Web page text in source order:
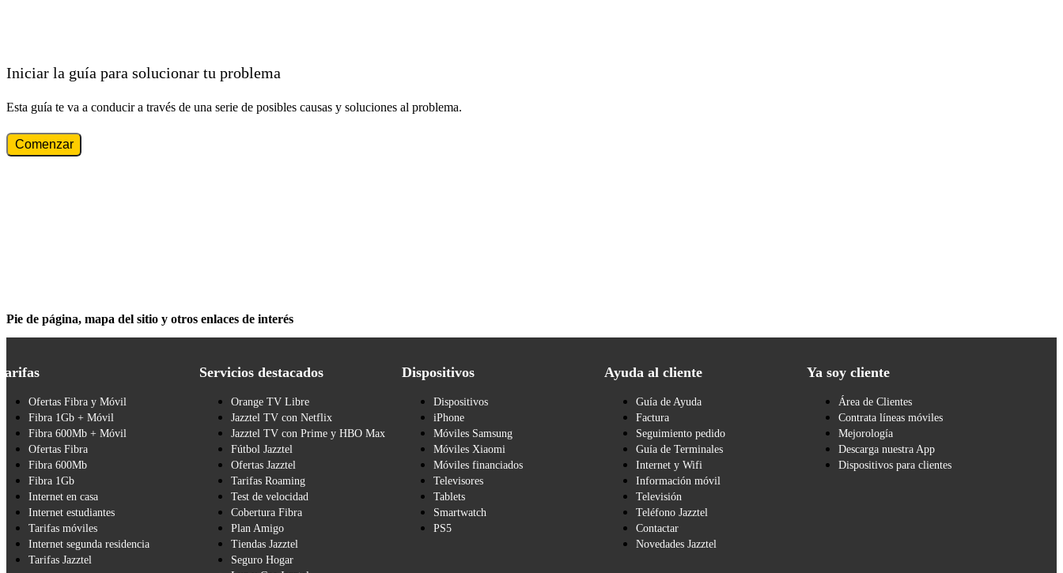
Iniciar la guía para solucionar tu problema
Esta guía te va a conducir a través de una serie de posibles causas y soluciones al problema.
Comenzar
Pie de página, mapa del sitio y otros enlaces de interés
Ofertas Fibra y Móvil
Fibra 1Gb + Móvil
Fibra 600Mb + Móvil
Ofertas Fibra
Fibra 600Mb
Fibra 1Gb
Internet en casa
Internet estudiantes
Tarifas móviles
Internet segunda residencia
Tarifas Jazztel
Servicios destacados
Orange TV Libre
Jazztel TV con Netflix
Jazztel TV con Prime y HBO Max
Fútbol Jazztel
Ofertas Jazztel
Tarifas Roaming
Test de velocidad
Cobertura Fibra
Plan Amigo
Tiendas Jazztel
Seguro Hogar
Dispositivos
Dispositivos
iPhone
Móviles Samsung
Móviles Xiaomi
Móviles financiados
Televisores
Tablets
Smartwatch
PS5
Ayuda al cliente
Guía de Ayuda
Factura
Seguimiento pedido
Guía de Terminales
Internet y Wifi
Información móvil
Televisión
Teléfono Jazztel
Contactar
Novedades Jazztel
Ya soy cliente
Área de Clientes
Contrata líneas móviles
Mejorología
Descarga nuestra App
Dispositivos para clientes